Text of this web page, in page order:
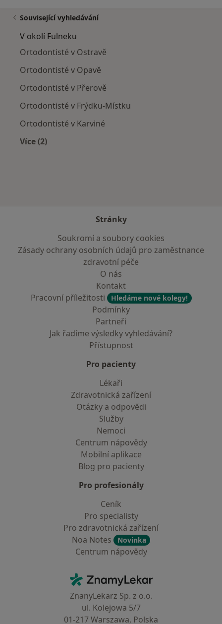
Související vyhledávání
V okolí Fulneku
Ortodontisté v Ostravě
Ortodontisté v Opavě
Ortodontisté v Přerově
Ortodontisté v Frýdku-Místku
Ortodontisté v Karviné
Více (2)
Stránky
Soukromí a soubory cookies
Zásady ochrany osobních údajů pro zaměstnance
zdravotní péče
O nás
Kontakt
Pracovní příležitosti
Hledáme nové kolegy!
Podmínky
Partneři
Jak řadíme výsledky vyhledávání?
Přístupnost
Pro pacienty
Lékaři
Zdravotnická zařízení
Otázky a odpovědi
Služby
Nemoci
Centrum nápovědy
Mobilní aplikace
Blog pro pacienty
Pro profesionály
Ceník
Pro specialisty
Pro zdravotnická zařízení
Noa Notes
Novinka
Centrum nápovědy
ZnamyLekar - Hlavní stránka
ZnanyLekarz Sp. z o.o.
ul. Kolejowa 5/7
01-217 Warszawa, Polska